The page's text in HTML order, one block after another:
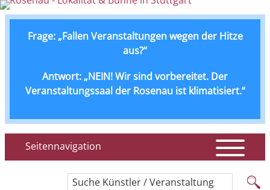
Frage: „Fallen Veranstaltungen wegen der Hitze
aus?“
Antwort: „NEIN! Wir sind vorbereitet. Der
Veranstaltungssaal der Rosenau ist klimatisiert.“
Seitennavigation
Suche Künstler / Veranstaltung